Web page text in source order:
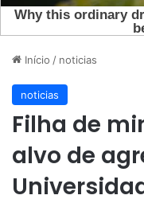
Início / noticias
noticias
Filha de
alvo de